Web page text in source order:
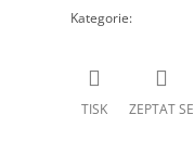
Kategorie:
TISK ZEPTAT SE